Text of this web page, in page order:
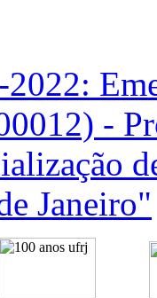
-
Janeiro"